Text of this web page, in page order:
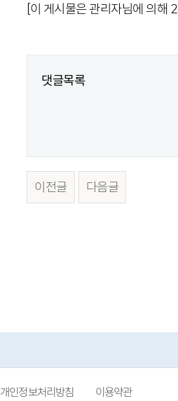
[이 게시물은 관리자님에 의
댓글목록
이전글 다음글
개인정보처리방침 이용약관